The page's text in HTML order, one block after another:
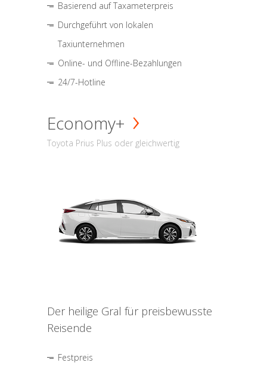
Basierend auf Taxameterpreis
Durchgeführt von lokalen
Taxiunternehmen
Online- und Offline-Bezahlungen
24/7-Hotline
Economy+
Toyota Prius Plus oder gleichwertig
Der heilige Gral für preisbewusste
Reisende
Festpreis